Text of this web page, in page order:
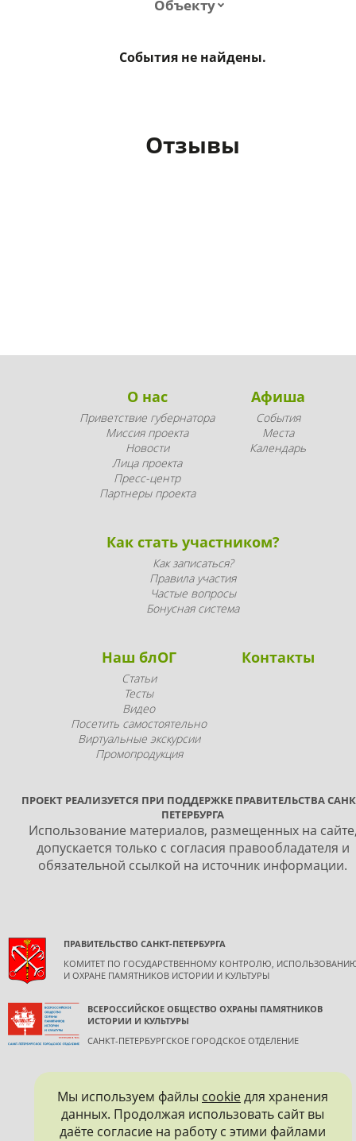
Объекту
События не найдены.
Отзывы
О нас
Приветствие губернатора
Миссия проекта
Новости
Лица проекта
Пресс-центр
Партнеры проекта
Афиша
События
Места
Календарь
Как стать участником?
Как записаться?
Правила участия
Частые вопросы
Бонусная система
Наш блОГ
Статьи
Тесты
Видео
Посетить самостоятельно
Виртуальные экскурсии
Промопродукция
Контакты
ПРОЕКТ РЕАЛИЗУЕТСЯ ПРИ ПОДДЕРЖКЕ ПРАВИТЕЛЬСТВА
ПЕТЕРБУРГА
Использование материалов, размещенных на
допускается только с согласия правообладателя и
обязательной ссылкой на источник информации.
ПРАВИТЕЛЬСТВО САНКТ-ПЕТЕРБУРГА
КОМИТЕТ ПО ГОСУДАРСТВЕННОМУ КОНТРОЛЮ,
И ОХРАНЕ ПАМЯТНИКОВ ИСТОРИИ И КУЛЬТУРЫ
ВСЕРОССИЙСКОЕ ОБЩЕСТВО ОХРАНЫ ПАМЯТНИКОВ
ИСТОРИИ И КУЛЬТУРЫ
САНКТ-ПЕТЕРБУРГСКОЕ ГОРОДСКОЕ ОТДЕЛЕНИЕ
Мы используем файлы cookieдля хранения
данных. Продолжая использовать сайт вы
даёте согласие на работу с этими файлами